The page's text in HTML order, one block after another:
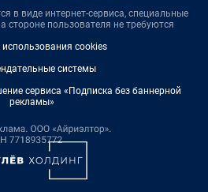
в виде интернет-сервиса, специальные
стороне пользователя не требуются
использования cookies
системы
сервиса «Подписка без баннерной
рекламы»